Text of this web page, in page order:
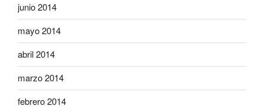
junio 2014
mayo 2014
abril 2014
marzo 2014
febrero 2014